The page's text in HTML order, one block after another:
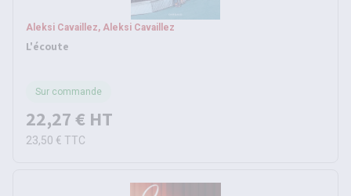
Aleksi Cavaillez, Aleksi Cavaillez
L'écoute
Sur commande
22,27 € HT
23,50 € TTC